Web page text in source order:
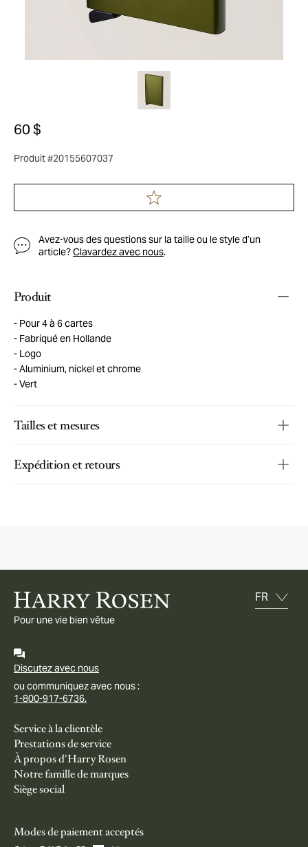
60 $
Produit #20155607037
Avez-vous des questions sur la taille ou le style d’un
article?Clavardez avec nous.
Produit
Pour 4 à 6 cartes
Fabriqué en Hollande
Logo
Aluminium, nickel et chrome
Vert
Tailles et mesures
Expédition et retours
Pour une vie bien vêtue
Discutez avec nous
ou communiquez avec nous :
1-800-917-6736.
Service à la clientèle
Prestations de service
À propos d'Harry Rosen
Notre famille de marques
Siège social
Modes de paiement acceptés